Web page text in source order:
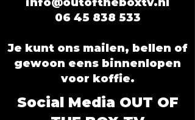
06 45 838 533
Je kunt ons mailen, bellen of
gewoon eens binnenlopen
voor koffie.
Social Media OUT OF